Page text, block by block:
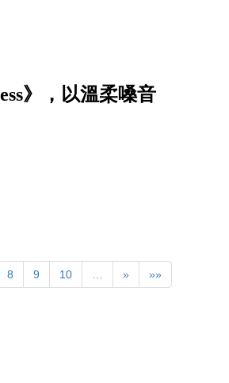
》，以溫柔嗓音
8 9 10 … » »»